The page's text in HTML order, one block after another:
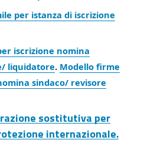
per istanza di iscrizione
iscrizione nomina
liquidatore. Modello firme
sindaco/ revisore
sostitutiva per
internazionale.